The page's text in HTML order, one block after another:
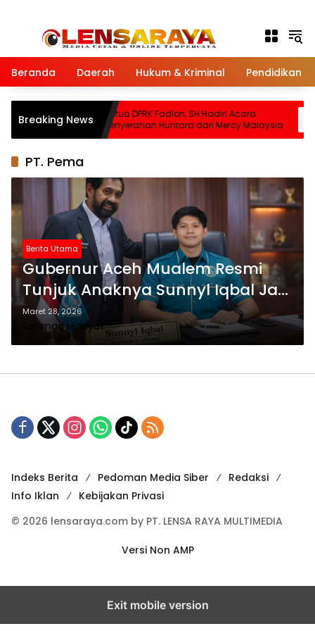
Beranda Daerah Hukum & Kriminal Pendidikan
Breaking News
Air
Ketua DPRK Fadlon, SH Hadiri Acara
Penyerahan Huntara dari Mercy Malaysia
PT. Pema
Berita Utama
Gubernur Aceh Mualem Resmi
Tunjuk Anaknya Sunnyl Iqbal Jadi
Komisaris Utama PT. Pema Global
Energi
Maret 28, 2026
Rahmad Hidayat
Indeks Berita Pedoman Media Siber
Redaksi
Info Iklan
Kebijakan Privasi
© 2026 lensaraya.com by PT. LENSA RAYA MULTIMEDIA
Versi Non AMP
Exit mobile version